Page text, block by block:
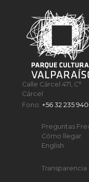
Calle Cárcel 471, C°
Cárcel
Fono:+56 32 235
Preguntas
Cómo llegar
English
Transparencia